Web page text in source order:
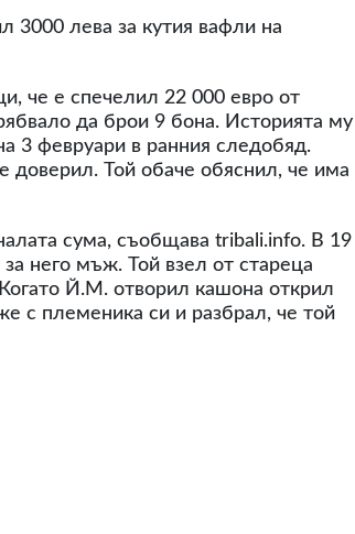
3000 лева за кутия вафли на
че е спечелил 22 000 евро от
да брои 9 бона. Историята му
3 февруари в ранния следобяд.
доверил. Той обаче обяснил, че има
сума, съобщава tribali.info. В 19
него мъж. Той взел от стареца
Й.М. отворил кашона открил
с племеника си и разбрал, че той